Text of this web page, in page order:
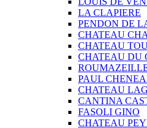
LA CLAPIERE
PENDON DE
CHATEAU
CHATEAU
CHATEAU DU
PAUL
CHATEAU
CANTINA
FASOLI GINO
CHATEAU